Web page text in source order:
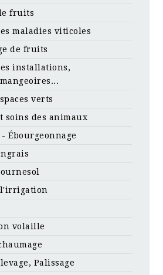
fruits
maladies viticoles
de fruits
installations,
verts
soins des animaux
Ébourgeonnage
l'irrigation
volaille
Palissage